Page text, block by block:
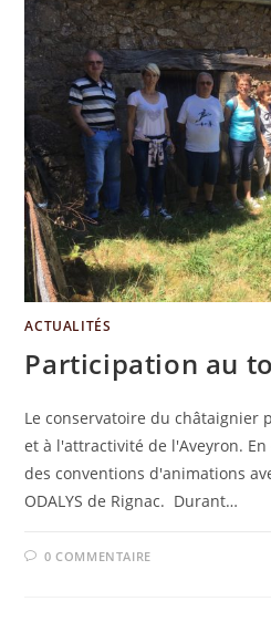
ACTUALITÉS
Participation au
Le conservatoire du châtaignier
et à l'attractivité de l'Aveyron.
des conventions d'animations
ODALYS de Rignac. Durant…
0 COMMENTAIRE